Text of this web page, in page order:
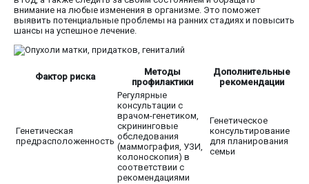
внимание на любые изменения в организме. Это поможет
выявить потенциальные проблемы на ранних стадиях и повысить
шансы на успешное лечение.
Фактор риска
Методы
профилактики
Дополнительные
рекомендации
Генетическая
предрасположенность
Регулярные
консультации с
врачом-генетиком,
скрининговые
обследования
(маммография, УЗИ,
колоноскопия) в
соответствии с
рекомендациями
Генетическое
консультирование
для планирования
семьи